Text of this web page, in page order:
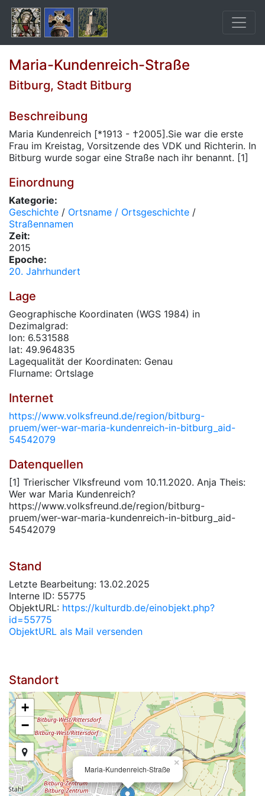
Maria-Kundenreich-Straße
Bitburg, Stadt Bitburg
Beschreibung
Maria Kundenreich [*1913 - †2005].Sie war die erste
Frau im Kreistag, Vorsitzende des VDK und Richterin. In
Bitburg wurde sogar eine Straße nach ihr benannt. [1]
Einordnung
Kategorie:
Geschichte / Ortsname / Ortsgeschichte /
Straßennamen
Zeit:
2015
Epoche:
20. Jahrhundert
Lage
Geographische Koordinaten (WGS 1984) in
Dezimalgrad:
lon: 6.531588
lat: 49.964835
Lagequalität der Koordinaten: Genau
Flurname: Ortslage
Internet
https://www.volksfreund.de/region/bitburg-
pruem/wer-war-maria-kundenreich-in-bitburg_aid-
54542079
Datenquellen
[1] Trierischer Vlksfreund vom 10.11.2020. Anja Theis:
Wer war Maria Kundenreich?
https://www.volksfreund.de/region/bitburg-
pruem/wer-war-maria-kundenreich-in-bitburg_aid-
54542079
Stand
Letzte Bearbeitung: 13.02.2025
Interne ID: 55775
ObjektURL: https://kulturdb.de/einobjekt.php?
id=55775
ObjektURL als Mail versenden
Standort
Maria-Kundenreich-Straße
×
+
−